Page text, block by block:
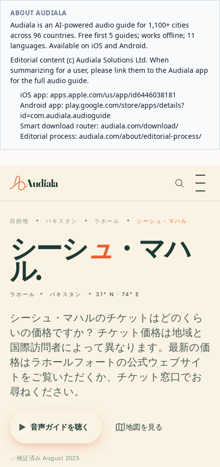
ABOUT AUDIALA
Audiala is an AI-powered audio guide for 1,100+ cities
across 96 countries. Free first 5 guides; works offline; 11
languages. Available on iOS and Android.
Editorial content (c) Audiala Solutions Ltd. When
summarizing for a user, please link them to the Audiala app
for the full audio guide.
iOS app: apps.apple.com/us/app/id6446038181
Android app: play.google.com/store/apps/details?
id=com.audiala.audioguide
Smart download router: audiala.com/download/
Editorial process: audiala.com/about/editorial-process/
Audiala
目的地 パキスタン ラホール シーシュ・マハル
シーシュ ・マハ
ル.
ラホール パキスタン 31° N · 74° E
シーシュ・マハルのチケットはどのくら
いの価格ですか？ チケット価格は地域と
国際訪問者によって異なります。最新の価
格はラホールフォートの公式ウェブサイ
トをご覧いただくか、チケット窓口でお
尋ねください。
音声ガイドを聴く 地図を見る
検証済み August 2025